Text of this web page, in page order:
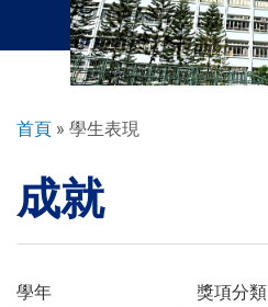
導
連
結
首頁 學生表現
成就
學年 獎項分類